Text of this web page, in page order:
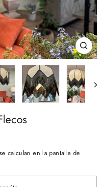
(esc)
se calculan en la pantalla de